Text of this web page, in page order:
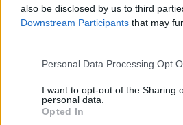
also be disclosed by us to third
Downstream Participants that may
Please note that this website/app
not limited to your visit or usage
grant or deny consent to Google and
use your data for below specified
Personal Data Processing Opt
I want to opt-out of the Sharing
personal data.
Opted In